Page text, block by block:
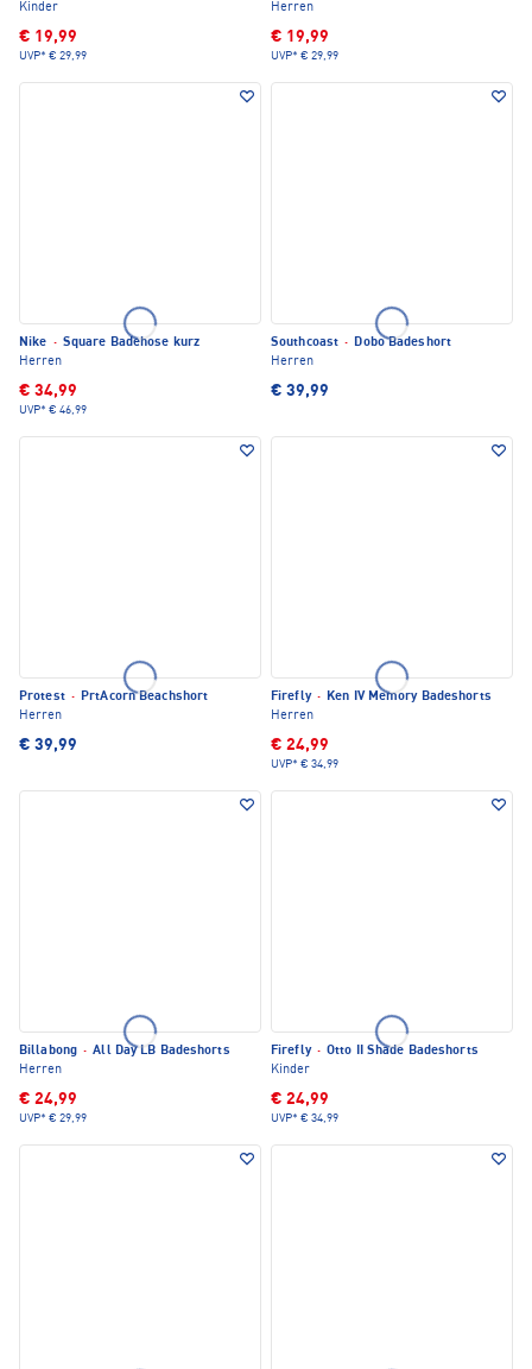
Kinder
€ 19,99
UVP* € 29,99
Herren
€ 19,99
UVP* € 29,99
Nike · Square Badehose kurz
Herren
€ 34,99
UVP* € 46,99
Southcoast · Dobo Badeshort
Herren
€ 39,99
Protest · PrtAcorn Beachshort
Herren
€ 39,99
Firefly · Ken IV Memory Badeshorts
Herren
€ 24,99
UVP* € 34,99
Billabong · All Day LB Badeshorts
Herren
€ 24,99
UVP* € 29,99
Firefly · Otto II Shade Badeshorts
Kinder
€ 24,99
UVP* € 34,99